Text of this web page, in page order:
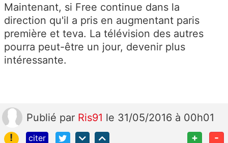
Maintenant, si Free continue dans la
direction qu'il a pris en augmentant paris
première et teva. La télévision des autres
pourra peut-être un jour, devenir plus
intéressante.
Publié par Ris91 le 31/05/2016 à 00h01
!
citer + -